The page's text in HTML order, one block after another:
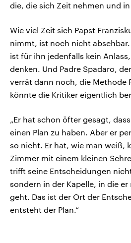
die, die sich Zeit nehmen und in
Wie viel Zeit sich Papst
nimmt, ist noch nicht
ist für ihn jedenfalls kein
denken. Und Padre Spadaro,
verrät dann noch, die Methode
könnte die Kritiker eigentlich
„Er hat schon öfter gesagt,
einen Plan zu haben. Aber er
so nicht. Er hat, wie man weiß,
Zimmer mit einem kleinen
trifft seine Entscheidungen
sondern in der Kapelle, in die er
geht. Das ist der Ort der
entsteht der Plan.“